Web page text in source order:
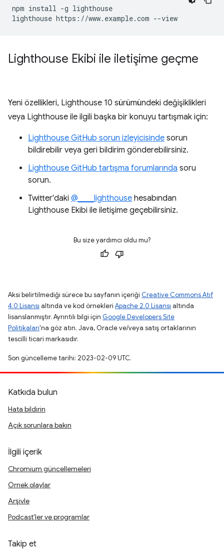
npm install -g lighthouse
Lighthouse Ekibi ile iletişime geçme
Yeni özellikleri, Lighthouse 10 sürümündeki değişiklikleri
veya Lighthouse ile ilgili başka bir konuyu tartışmak için:
Lighthouse GitHub sorun izleyicisinde sorun
bildirebilir veya geri bildirim gönderebilirsiniz.
Lighthouse GitHub tartışma forumlarında soru
sorun.
Twitter'daki @____lighthouse hesabından
Lighthouse Ekibi ile iletişime geçebilirsiniz.
Bu size yardımcı oldu mu?
Aksi belirtilmediği sürece bu sayfanın içeriği Creative Commons Atıf
4.0 Lisansı altında ve kod örnekleri Apache 2.0 Lisansı altında
lisanslanmıştır. Ayrıntılı bilgi için Google Developers Site
Politikaları'na göz atın. Java, Oracle ve/veya satış ortaklarının
tescilli ticari markasıdır.
Son güncelleme tarihi: 2023-02-09 UTC.
Katkıda bulun
Hata bildirin
Açık sorunlara bakın
İlgili içerik
Chromium güncellemeleri
Örnek olaylar
Arşivle
Podcast'ler ve programlar
Takip et